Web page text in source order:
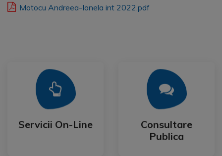
Motocu Andreea-Ionela int 2022.pdf
Servicii On-Line
Servicii On-Line
Mai Mult
Consultare
Publica
Consultare
Publica
Mai Mult